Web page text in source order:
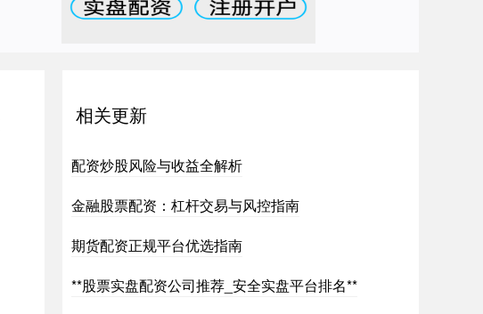
相关更新
配资炒股风险与收益全解析
金融股票配资：杠杆交易与风控指南
期货配资正规平台优选指南
**股票实盘配资公司推荐_安全实盘平台排名**